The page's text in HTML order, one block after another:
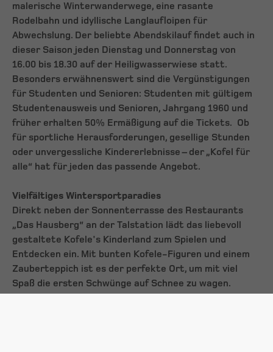
malerische Winterwanderwege, eine rasante
Rodelbahn und idyllische Langlaufloipen für
Abwechslung. Der beliebte Abendskilauf findet auch in
dieser Saison jeden Dienstag und Donnerstag von
16.00 bis 18.30 auf der Heiligwasserwiese statt.
Besonders erwähnenswert sind die Vergünstigungen
für Studenten und Senioren: Studenten mit gültigem
Studentenausweis und Senioren, Jahrgang 1960 und
früher erhalten 50% Ermäßigung auf die Tickets. Ob
für sportliche Herausforderungen, gesellige Stunden
oder unvergessliche Kindererlebnisse – der „Kofel für
alle“ hat für jeden das passende Angebot.
Vielfältiges Wintersportparadies
Direkt neben der Sonnenterrasse des Restaurants
„Das Hausberg“ an der Talstation lädt das liebevoll
gestaltete Kofele's Kinderland zum Spielen und
Entdecken ein. Mit bunten Kofele-Figuren und einem
Zauberteppich ist es der perfekte Ort, um mit viel
Spaß die ersten Schwünge auf Schnee zu wagen.